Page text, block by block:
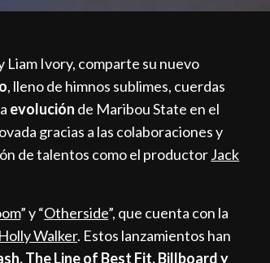
Liam Ivory, comparte su nuevo
, lleno de himnos sublimes, cuerdas
evolución de Maribou State en el
gracias a las colaboraciones y
de talentos como el productorJack
” y “Otherside”, que cuenta con la
Holly Walker. Estos lanzamientos han
The Line of Best Fit, Billboard y